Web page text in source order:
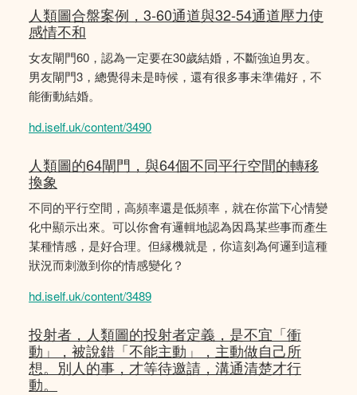
人類圖合盤案例，3-60通道與32-54通道壓力使
感情不和
女友閘門60，認為一定要在30歲結婚，不斷強迫男友。
男友閘門3，總覺得未是時候，還有很多事未準備好，不
能衝動結婚。
hd.iself.uk/content/3490
人類圖的64閘門，與64個不同平行空間的轉移
換象
不同的平行空間，高頻率還是低頻率，就在你當下心情變
化中顯示出來。可以你會有邏輯地認為因爲某些事而產生
某種情感，是好合理。但縁機就是，你這刻為何邏到這種
狀況而刺激到你的情感變化？
hd.iself.uk/content/3489
投射者，人類圖的投射者定義，是不宜「衝
動」，被說錯「不能主動」，主動做自己所
想。別人的事，才等待邀請，溝通清楚才行
動。